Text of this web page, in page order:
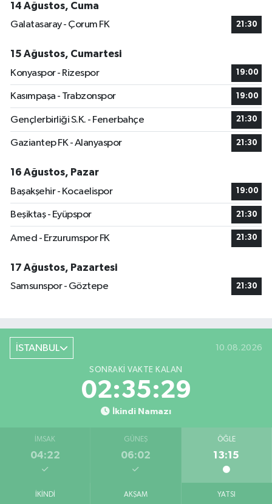
14 Ağustos, Cuma
Galatasaray - Çorum FK
21:30
15 Ağustos, Cumartesi
Konyaspor - Rizespor
19:00
Kasımpaşa - Trabzonspor 19:00
Gençlerbirliği S.K. - Fenerbahçe 21:30
Gaziantep FK - Alanyaspor 21:30
16 Ağustos, Pazar
Başakşehir - Kocaelispor
19:00
Beşiktaş - Eyüpspor 21:30
Amed - Erzurumspor FK 21:30
17 Ağustos, Pazartesi
Samsunspor - Göztepe
21:30
İSTANBUL 10.08.2026
SONRAKI VAKTE KALAN
02:35:28
İkindi Namazı
İMSAK
04:22
GÜNEŞ
06:02
ÖĞLE
13:15
İKINDI AKŞAM YATSI